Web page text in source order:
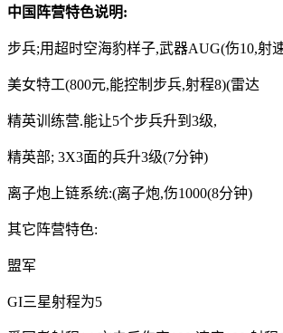
中国阵营特色说明:
步兵;用超时空海豹样子,武器AUG(伤10,射
美女特工(800元,能控制步兵,射程8)(雷达
精英训练营.能让5个步兵升到3级,
精英部; 3X3面的兵升3级(7分钟)
离子炮上链系统:(离子炮,伤1000(8分钟)
其它阵营特色:
盟军
GI三星射程为5